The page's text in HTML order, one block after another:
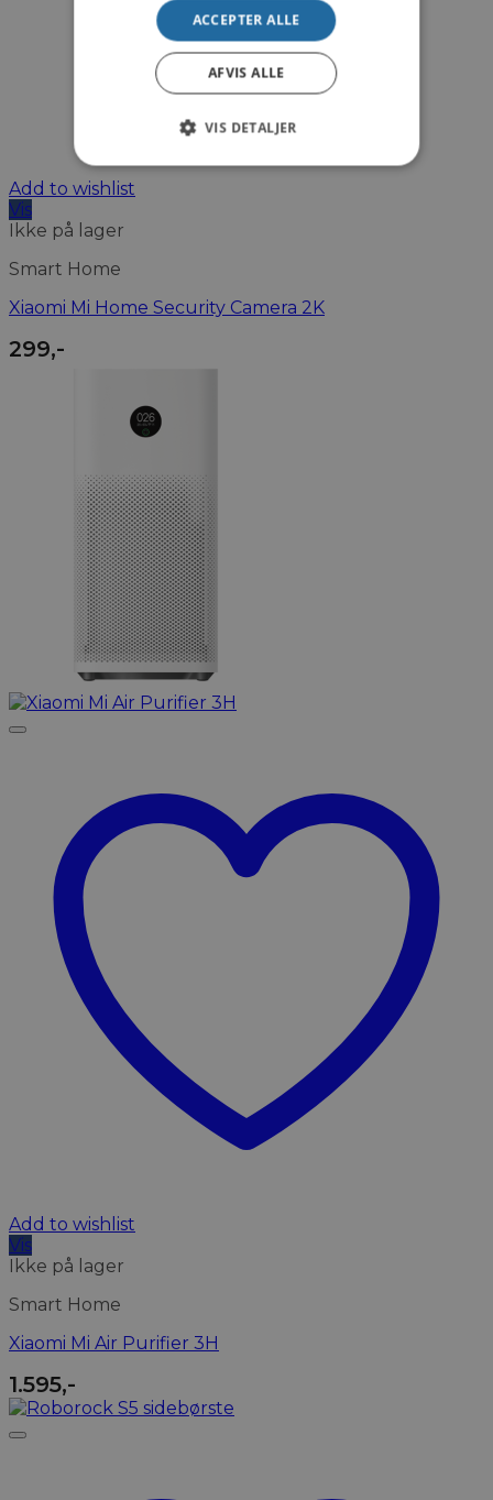
Add to wishlist
Vis
Ikke på lager
Smart Home
Xiaomi Mi Home Security Camera 2K
299,-
Add to wishlist
Vis
Ikke på lager
Smart Home
Xiaomi Mi Air Purifier 3H
1.595,-
ACCEPTER ALLE
AFVIS ALLE
VIS DETALJER